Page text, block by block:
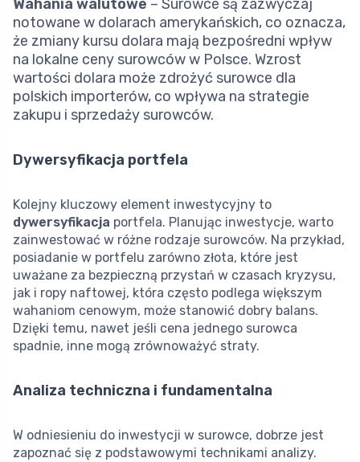
Wahania walutowe – Surowce są zazwyczaj
notowane w dolarach amerykańskich, co oznacza,
że zmiany kursu dolara mają bezpośredni wpływ
na lokalne ceny surowców w Polsce. Wzrost
wartości dolara może zdrożyć surowce dla
polskich importerów, co wpływa na strategie
zakupu i sprzedaży surowców.
Dywersyfikacja portfela
Kolejny kluczowy element inwestycyjny to
dywersyfikacja portfela. Planując inwestycje, warto
zainwestować w różne rodzaje surowców. Na przykład,
posiadanie w portfelu zarówno złota, które jest
uważane za bezpieczną przystań w czasach kryzysu,
jak i ropy naftowej, która często podlega większym
wahaniom cenowym, może stanowić dobry balans.
Dzięki temu, nawet jeśli cena jednego surowca
spadnie, inne mogą zrównoważyć straty.
Analiza techniczna i fundamentalna
W odniesieniu do inwestycji w surowce, dobrze jest
zapoznać się z podstawowymi technikami analizy.